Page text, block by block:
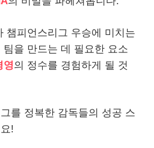
챔피언스리그 우승에 미치는
을 만드는 데 필요한 요소
영의 정수를 경험하게 될 것
를 정복한 감독들의 성공 스
!